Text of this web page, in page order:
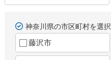
神奈川県の市区町村を選択
藤沢市